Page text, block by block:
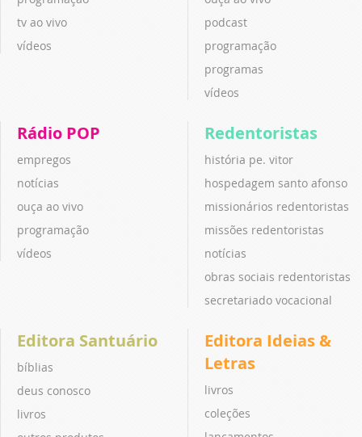
tv ao vivo
vídeos
podcast
programação
programas
vídeos
Rádio POP
empregos
notícias
ouça ao vivo
programação
vídeos
Redentoristas
história pe. vitor
hospedagem santo afonso
missionários redentoristas
missões redentoristas
notícias
obras sociais redentoristas
secretariado vocacional
Editora Santuário
bíblias
deus conosco
livros
Editora Ideias &
Letras
livros
coleções